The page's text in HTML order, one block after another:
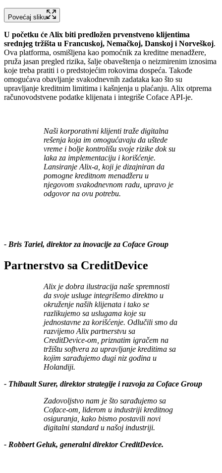
Povećaj sliku
U početku će Alix biti predložen prvenstveno klijentima
srednjeg tržišta u Francuskoj, Nemačkoj, Danskoj i Norveškoj.
Ova platforma, osmišljena kao pomoćnik za kreditne menadžere,
pruža jasan pregled rizika, šalje obaveštenja o neizmirenim iznosima
koje treba pratiti i o predstojećim rokovima dospeća. Takođe
omogućava obavljanje svakodnevnih zadataka kao što su
upravljanje kreditnim limitima i kašnjenja u plaćanju. Alix otprema
računovodstvene podatke klijenata i integriše Coface API-je.
Naši korporativni klijenti traže digitalna
rešenja koja im omogućavaju da uštede
vreme i bolje kontrolišu svoje rizike dok su
laka za implementaciju i korišćenje.
Lansiranje Alix-a, koji je dizajniran da
pomogne kreditnom menadžeru u
njegovom svakodnevnom radu, upravo je
odgovor na ovu potrebu.
- Bris Tariel, direktor za inovacije za Coface Group
Partnerstvo sa CreditDevice
Alix je dobra ilustracija naše spremnosti
da svoje usluge integrišemo direktno u
okruženje naših klijenata i tako se
razlikujemo sa uslugama koje su
jednostavne za korišćenje. Odlučili smo da
razvijemo Alix partnerstvu sa
CreditDevice-om, priznatim igračem na
tržištu softvera za upravljanje kreditima sa
kojim sarađujemo dugi niz godina u
Holandiji.
- Thibault Surer, direktor strategije i razvoja za Coface Group
Zadovoljstvo nam je što sarađujemo sa
Coface-om, liderom u industriji kreditnog
osiguranja, kako bismo postavili novi
digitalni standard u našoj industriji.
- Robbert Geluk, generalni direktor CreditDevice.